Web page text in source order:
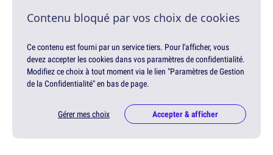
Contenu bloqué par vos choix de cookies
Ce contenu est fourni par un service tiers. Pour l'afficher, vous
devez accepter les cookies dans vos paramètres de confidentialité.
Modifiez ce choix à tout moment via le lien "Paramètres de Gestion
de la Confidentialité" en bas de page.
Gérer mes choix Accepter & afficher